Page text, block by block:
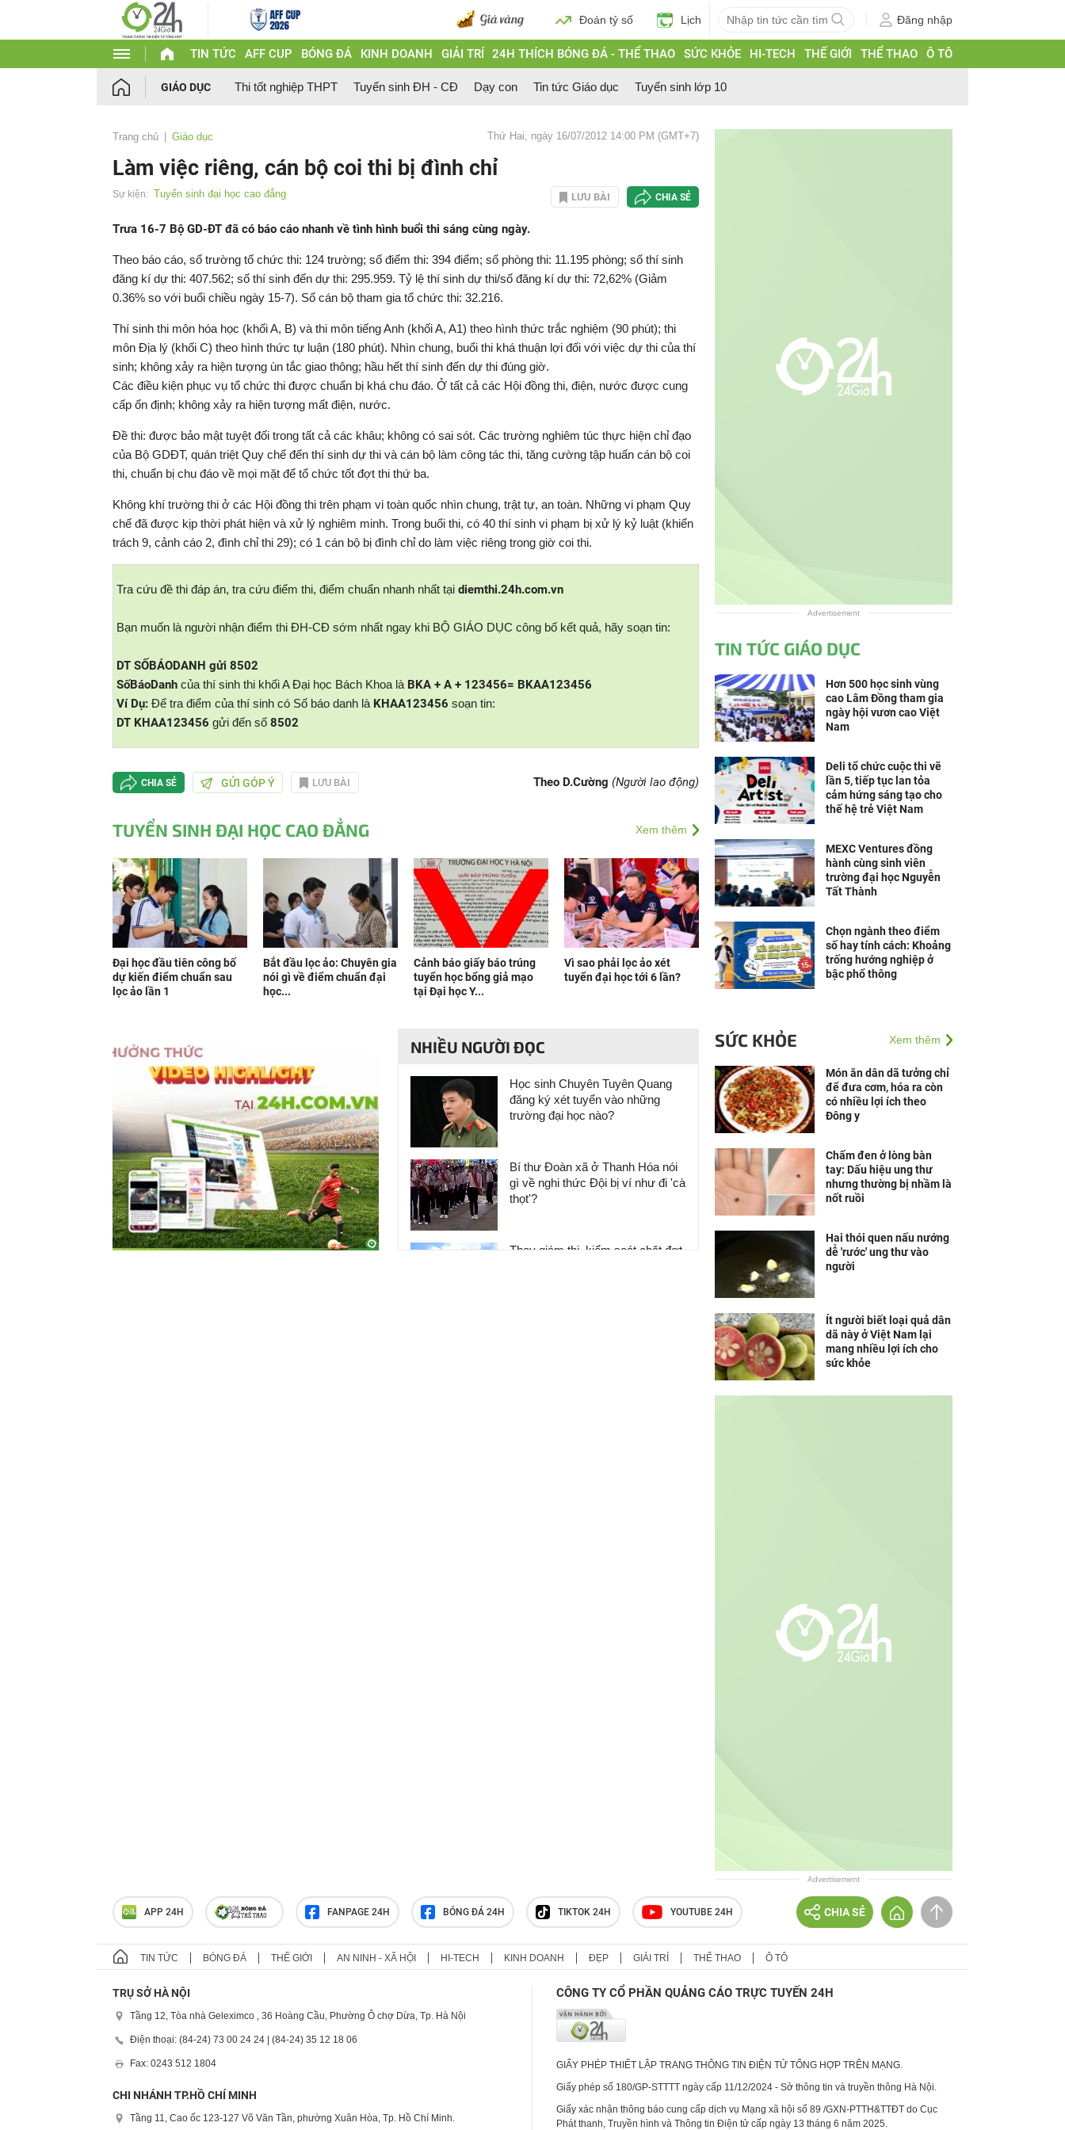
Đoán tỷ số Lịch Đăng nhập
TIN TỨC AFF CUP BÓNG ĐÁ KINH DOANH GIẢI TRÍ 24H THÍCH BÓNG ĐÁ - THỂ THAO SỨC KHỎE HI-TECH THẾ GIỚI THỂ THAO Ô TÔ
GIÁO DỤC Thi tốt nghiệp THPT Tuyển sinh ĐH - CĐ Dạy con Tin tức Giáo dục Tuyển sinh lớp 10
Trang chủ Giáo dục Thứ Hai, ngày 16/07/2012 14:00 PM (GMT+7)
Làm việc riêng, cán bộ coi thi bị đình chỉ
Sự kiện: Tuyển sinh đại học cao đẳng LƯU BÀI CHIA SẺ
Trưa 16-7 Bộ GD-ĐT đã có báo cáo nhanh về tình hình buổi thi sáng cùng ngày.
Theo báo cáo, số trường tổ chức thi: 124 trường; số điểm thi: 394 điểm; số phòng thi: 11.195 phòng; số thí sinh
đăng kí dự thi: 407.562; số thí sinh đến dự thi: 295.959. Tỷ lệ thí sinh dự thi/số đăng kí dự thi: 72,62% (Giảm
0.36% so với buổi chiều ngày 15-7). Số cán bộ tham gia tổ chức thi: 32.216.
Thí sinh thi môn hóa học (khối A, B) và thi môn tiếng Anh (khối A, A1) theo hình thức trắc nghiệm (90 phút); thi
môn Địa lý (khối C) theo hình thức tự luận (180 phút). Nhìn chung, buổi thi khá thuận lợi đối với việc dự thi của thí
sinh; không xảy ra hiện tượng ùn tắc giao thông; hầu hết thí sinh đến dự thi đúng giờ.
Các điều kiện phục vụ tổ chức thi được chuẩn bị khá chu đáo. Ở tất cả các Hội đồng thi, điện, nước được cung
cấp ổn định; không xảy ra hiện tượng mất điện, nước.
Đề thi: được bảo mật tuyệt đối trong tất cả các khâu; không có sai sót. Các trường nghiêm túc thực hiện chỉ đạo
của Bộ GDĐT, quán triệt Quy chế đến thí sinh dự thi và cán bộ làm công tác thi, tăng cường tập huấn cán bộ coi
thi, chuẩn bị chu đáo về mọi mặt để tổ chức tốt đợt thi thứ ba.
Không khí trường thi ở các Hội đồng thi trên phạm vi toàn quốc nhìn chung, trật tự, an toàn. Những vi phạm Quy
chế đã được kịp thời phát hiện và xử lý nghiêm minh. Trong buổi thi, có 40 thí sinh vi phạm bị xử lý kỷ luật (khiển
trách 9, cảnh cáo 2, đình chỉ thi 29); có 1 cán bộ bị đình chỉ do làm việc riêng trong giờ coi thi.
Tra cứu đề thi đáp án, tra cứu điểm thi, điểm chuẩn nhanh nhất tại diemthi.24h.com.vn
Bạn muốn là người nhận điểm thi ĐH-CĐ sớm nhất ngay khi BỘ GIÁO DỤC công bố kết quả, hãy soạn tin:
DT SỐBÁODANH gửi 8502
SốBáoDanh của thí sinh thi khối A Đại học Bách Khoa là BKA + A + 123456= BKAA123456
Ví Dụ: Để tra điểm của thí sinh có Số báo danh là KHAA123456 soạn tin:
DT KHAA123456 gửi đến số 8502
CHIA SẺ GỬI GÓP Ý LƯU BÀI Theo D.Cường (Người lao động)
TUYỂN SINH ĐẠI HỌC CAO ĐẲNG Xem thêm
Đại học đầu tiên công bố
dự kiến điểm chuẩn sau
lọc ảo lần 1
Bắt đầu lọc ảo: Chuyên gia
nói gì về điểm chuẩn đại
học...
Cảnh báo giấy báo trúng
tuyển học bổng giả mạo
tại Đại học Y...
Vì sao phải lọc ảo xét
tuyển đại học tới 6 lần?
NHIỀU NGƯỜI ĐỌC
Học sinh Chuyên Tuyên Quang
đăng ký xét tuyển vào những
trường đại học nào?
Bí thư Đoàn xã ở Thanh Hóa nói
gì về nghi thức Đội bị ví như đi 'cà
thọt'?
Thay giám thị, kiểm soát chặt đợt
Advertisement
TIN TỨC GIÁO DỤC
Hơn 500 học sinh vùng
cao Lâm Đồng tham gia
ngày hội vươn cao Việt
Nam
Deli tổ chức cuộc thi vẽ
lần 5, tiếp tục lan tỏa
cảm hứng sáng tạo cho
thế hệ trẻ Việt Nam
MEXC Ventures đồng
hành cùng sinh viên
trường đại học Nguyễn
Tất Thành
Chọn ngành theo điểm
số hay tính cách: Khoảng
trống hướng nghiệp ở
bậc phổ thông
SỨC KHỎE Xem thêm
Món ăn dân dã tưởng chỉ
để đưa cơm, hóa ra còn
có nhiều lợi ích theo
Đông y
Chấm đen ở lòng bàn
tay: Dấu hiệu ung thư
nhưng thường bị nhầm là
nốt ruồi
Hai thói quen nấu nướng
dễ 'rước' ung thư vào
người
Ít người biết loại quả dân
dã này ở Việt Nam lại
mang nhiều lợi ích cho
sức khỏe
Advertisement
APP 24H FANPAGE 24H BÓNG ĐÁ 24H TIKTOK 24H YOUTUBE 24H CHIA SẺ
TIN TỨC BÓNG ĐÁ THẾ GIỚI AN NINH - XÃ HỘI HI-TECH KINH DOANH ĐẸP GIẢI TRÍ THỂ THAO Ô TÔ
TRỤ SỞ HÀ NỘI
Tầng 12, Tòa nhà Geleximco , 36 Hoàng Cầu, Phường Ô chợ Dừa, Tp. Hà Nội
Điện thoại: (84-24) 73 00 24 24 | (84-24) 35 12 18 06
Fax: 0243 512 1804
CHI NHÁNH TP.HỒ CHÍ MINH
Tầng 11, Cao ốc 123-127 Võ Văn Tần, phường Xuân Hòa, Tp. Hồ Chí Minh.
CÔNG TY CỔ PHẦN QUẢNG CÁO TRỰC TUYẾN 24H
GIẤY PHÉP THIẾT LẬP TRANG THÔNG TIN ĐIỆN TỬ TỔNG HỢP TRÊN MẠNG.
Giấy phép số 180/GP-STTTT ngày cấp 11/12/2024 - Sở thông tin và truyền thông Hà Nội.
Giấy xác nhận thông báo cung cấp dịch vụ Mạng xã hội số 89 /GXN-PTTH&TTĐT do Cục
Phát thanh, Truyền hình và Thông tin Điện tử cấp ngày 13 tháng 6 năm 2025.